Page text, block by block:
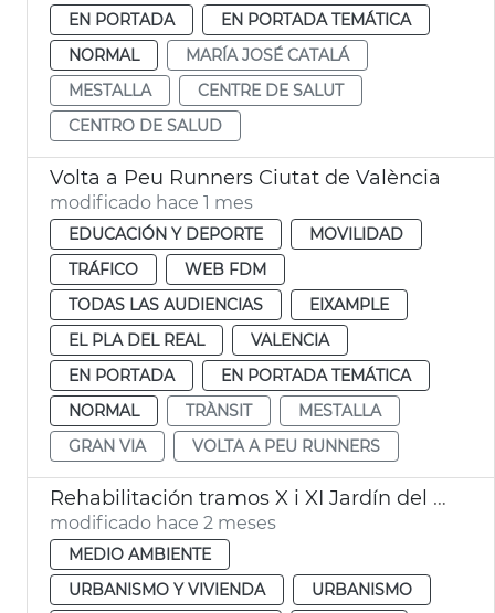
EN PORTADA
EN PORTADA TEMÁTICA
NORMAL
MARÍA JOSÉ CATALÁ
MESTALLA
CENTRE DE SALUT
CENTRO DE SALUD
Volta a Peu Runners Ciutat de València
modificado hace 1 mes
EDUCACIÓN Y DEPORTE
MOVILIDAD
TRÁFICO
WEB FDM
TODAS LAS AUDIENCIAS
EIXAMPLE
EL PLA DEL REAL
VALENCIA
EN PORTADA
EN PORTADA TEMÁTICA
NORMAL
TRÀNSIT
MESTALLA
GRAN VIA
VOLTA A PEU RUNNERS
Rehabilitación tramos X i XI Jardín del Turia València
modificado hace 2 meses
MEDIO AMBIENTE
URBANISMO Y VIVIENDA
URBANISMO